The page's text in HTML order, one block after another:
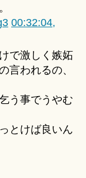
00:32:04,
で激しく嫉妬
言われるの、
う事でうやむ
とけば良いん